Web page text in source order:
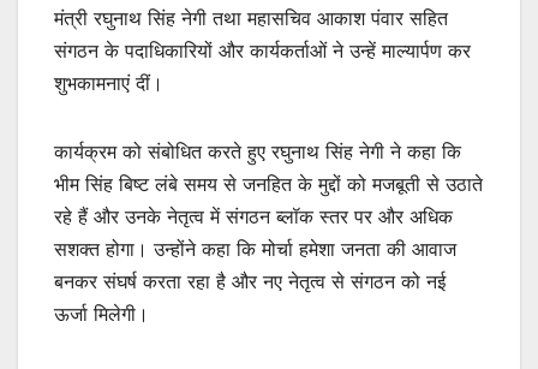
मंत्री रघुनाथ सिंह नेगी तथा महासचिव आकाश पंवार सहित
संगठन के पदाधिकारियों और कार्यकर्ताओं ने उन्हें माल्यार्पण कर
शुभकामनाएं दीं।
कार्यक्रम को संबोधित करते हुए रघुनाथ सिंह नेगी ने कहा कि
भीम सिंह बिष्ट लंबे समय से जनहित के मुद्दों को मजबूती से उठाते
रहे हैं और उनके नेतृत्व में संगठन ब्लॉक स्तर पर और अधिक
सशक्त होगा। उन्होंने कहा कि मोर्चा हमेशा जनता की आवाज
बनकर संघर्ष करता रहा है और नए नेतृत्व से संगठन को नई
ऊर्जा मिलेगी।